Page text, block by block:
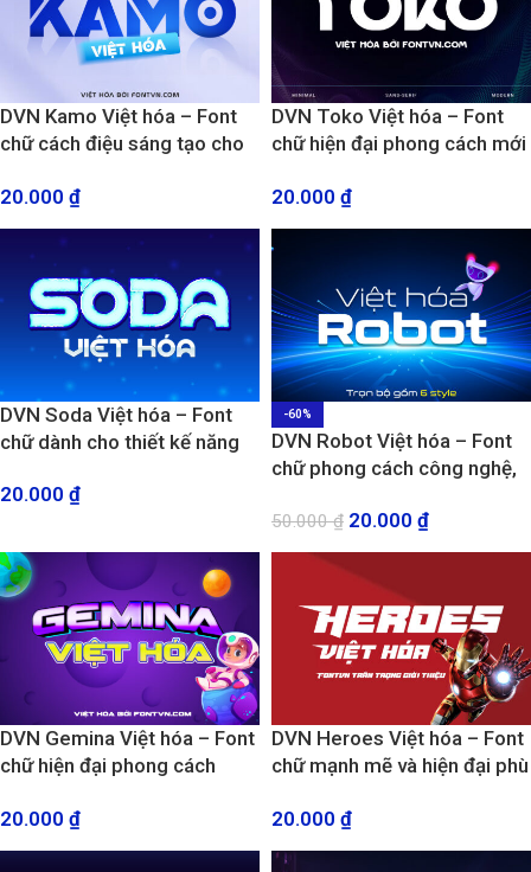
DVN Kamo Việt hóa – Font
chữ cách điệu sáng tạo cho
20.000 ₫
DVN Toko Việt hóa – Font
chữ hiện đại phong cách mới
20.000 ₫
DVN Soda Việt hóa – Font
chữ dành cho thiết kế năng
20.000 ₫
-60%
DVN Robot Việt hóa – Font
chữ phong cách công nghệ,
50.000₫ 20.000 ₫
DVN Gemina Việt hóa – Font
chữ hiện đại phong cách
20.000 ₫
DVN Heroes Việt hóa – Font
chữ mạnh mẽ và hiện đại phù
tranh
20.000 ₫